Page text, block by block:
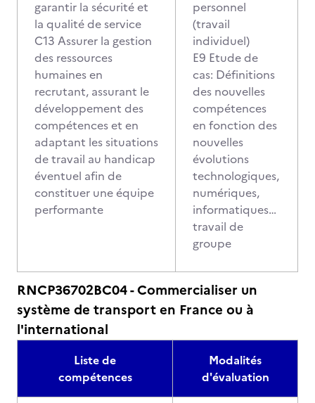
garantir la sécurité et
la qualité de service
C13 Assurer la gestion
des ressources
humaines en
recrutant, assurant le
développement des
compétences et en
adaptant les situations
de travail au handicap
éventuel afin de
constituer une équipe
performante
personnel
(travail
individuel)
E9 Etude de
cas: Définitions
des nouvelles
compétences
en fonction des
nouvelles
évolutions
technologiques,
numériques,
informatiques…
travail de
groupe
RNCP36702BC04 - Commercialiser un
système de transport en France ou à
l'international
Liste de
compétences
Modalités
d'évaluation